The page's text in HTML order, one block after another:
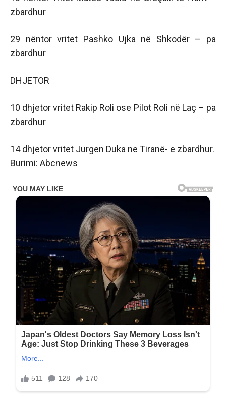
zbardhur
29 nëntor vritet Pashko Ujka në Shkodër – pa
zbardhur
DHJETOR
10 dhjetor vritet Rakip Roli ose Pilot Roli në Laç – pa
zbardhur
14 dhjetor vritet Jurgen Duka ne Tiranë- e zbardhur.
Burimi: Abcnews